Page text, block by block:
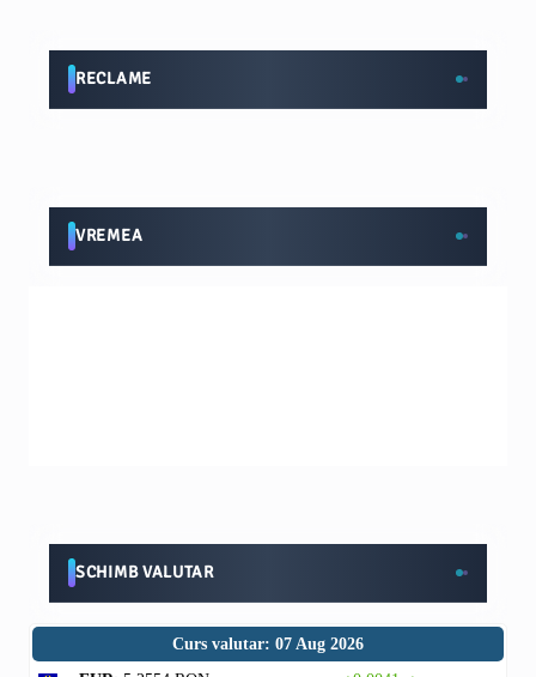
RECLAME
VREMEA
SCHIMB VALUTAR
Curs valutar: 07 Aug 2026